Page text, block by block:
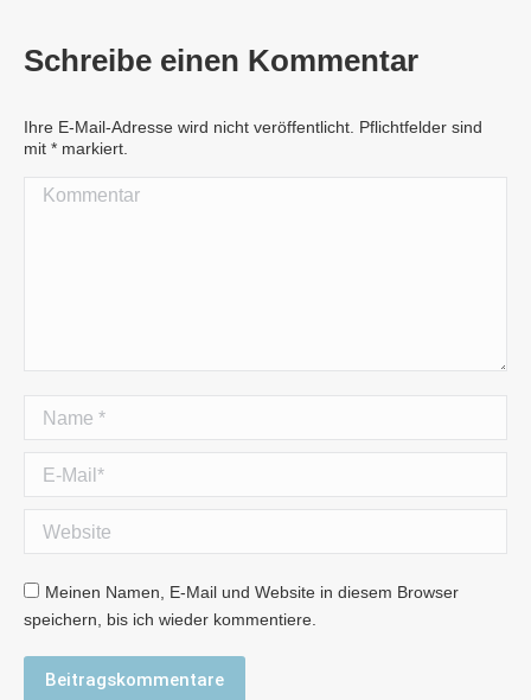
Schreibe einen Kommentar
Ihre E-Mail-Adresse wird nicht veröffentlicht. Pflichtfelder sind
mit * markiert.
Kommentar
Name *
E-Mail *
Website
Meinen Namen, E-Mail und Website in diesem Browser
speichern, bis ich wieder kommentiere.
Beitragskommentare